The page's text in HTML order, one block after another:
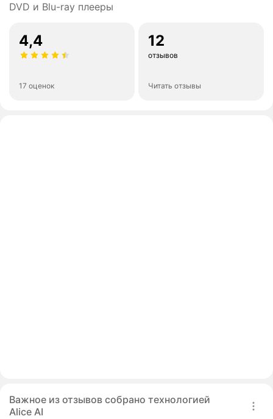
DVD и Blu-ray плееры
4,4
17 оценок
12
отзывов
Читать отзывы
Важное из отзывов собрано технологией
Alice AI